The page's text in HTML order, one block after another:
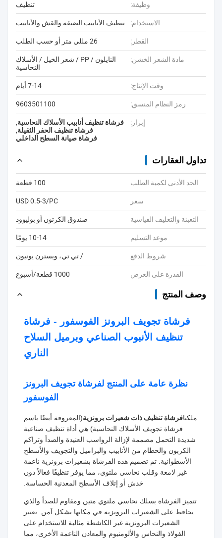
وظيفة: تنظيف
الاستخدام: تنظيف الأنابيب الضيقة والقش والأنابيب
القطر: 26 مللي متر أو حسب الطلب
مادة الشعر الخشن:
النايلون / PP / شعر الخيل / الأسلاك
النحاسية
وقت الإنتاج: 7-14 أيام
رمز النظام المنسق: 9603501100
إبراز: فرشاة تنظيف أنابيب الأسلاك النحاسية,
فرشاة تنظيف الحفر الثقيلة,
فرشاة صيانة السطح الداخلي
تداول العقارات
الحد الأدنى لكمية الطلب 100 قطعة
سعر USD 0.5-3/PC
التعبئة والتغليف القياسية صندوق الكرتون أو بوليوود
موعد التسليم 10-14 يومًا
شروط الدفع / تي تي، ويسترن يونيون
القدرة على العرض 1000 قطعة/أسبوع
وصف المنتج
فرشاة تجويف البرونز الفوسفور - فرشاة
تنظيف الأنبوب الصناعي وبرميل السلاح
الناري
نظرة عامة على المنتج لفرشاة تجويف البرونز
الفوسفور
ملكنافرشاة تنظيف ذات شعيرات برونزية(المعروفة أيضًا باسم
فرشاة تجويف الأسلاك النحاسية) هي أداة تنظيف صناعية
شديدة التحمل مصممة لإزالة الرواسب العنيدة والصدأ وتراكم
الكربون والحطام من الأنابيب والبراميل والتجويف والأسطح
الأسطوانية. تم تصميم هذه الفرشاة بشعيرات برونزية ناعمة
غير لامعة وقلب نحاسي ملتوي، مما يوفر تنظيفًا فعالاً دون
خدش أو إتلاف الأسطح المعدنية الحساسة.
تتميز الفرشاة بسلك نحاسي ملتوي متين ومقاوم للصدأ والذي
يحافظ على الشعيرات البرونزية في مكانها بشكل آمن. تعتبر
الشعيرات البرونزية غير الكاشطة مثالية للاستخدام على
الفولاذ والنحاس والألومنيوم والمعادن الناعمة الأخرى، مما